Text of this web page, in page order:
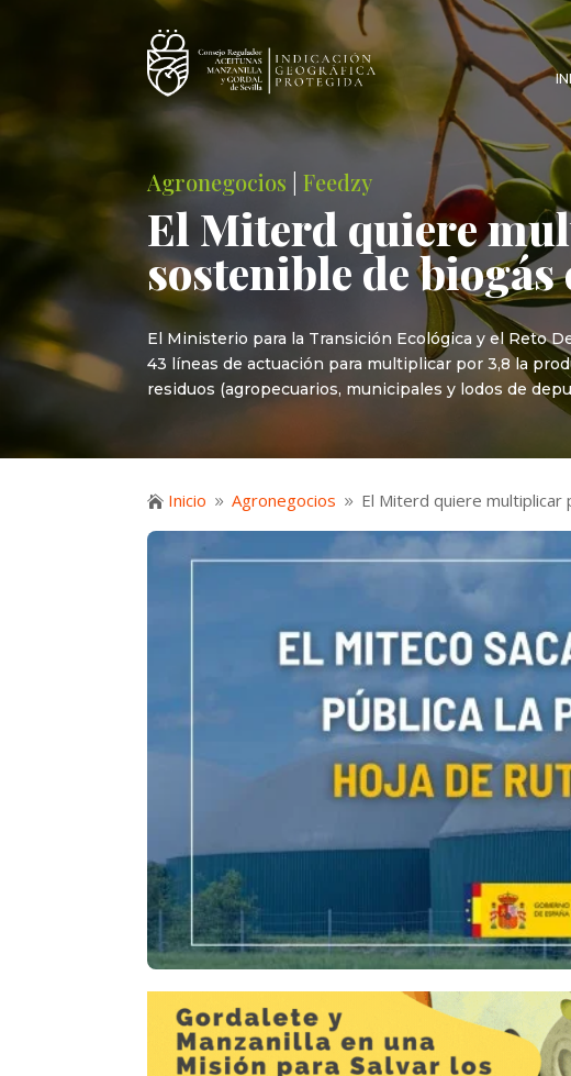
Agronegocios |Feedzy
El Miterd quiere
sostenible de biogás
El Ministerio para la Transición Ecológica y el Reto
43 líneas de actuación para multiplicar por 3,8 la
residuos (agropecuarios, municipales y lodos de
 Inicio 9 Agronegocios 9 El Miterd quiere